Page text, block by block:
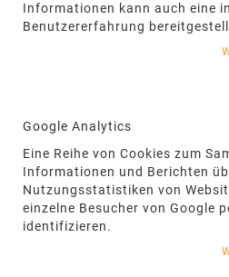
Informationen kann auch eine
Benutzererfahrung
Google Analytics
Eine Reihe von Cookies zum
Informationen und Berichten
Nutzungsstatistiken von
einzelne Besucher von Google
identifizieren.